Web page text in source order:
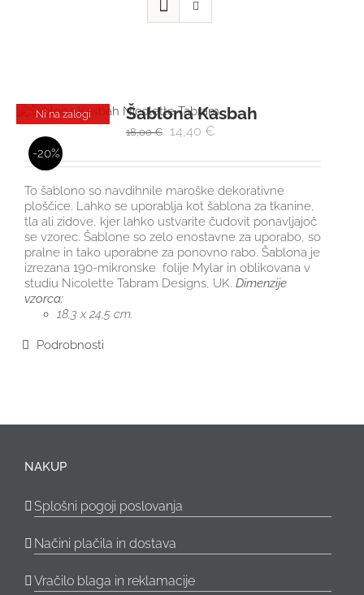
Ni na zalogi
-20%
Šablona Kasbah
18,00€ 14,40 €
To šablono so navdihnile maroške dekorativne
ploščice. Lahko se uporablja kot šablona za tkanine,
tla ali zidove, kjer lahko ustvarite čudovit ponavljajoč
se vzorec. Šablone so zelo enostavne za uporabo, so
pralne in tako uporabne za ponovno rabo. Šablona je
izrezana 190-mikronske folije Mylar in oblikovana v
studiu Nicolette Tabram Designs, UK. Dimenzije
vzorca:
18,3 x 24,5 cm.
Podrobnosti
NAKUP
Splošni pogoji poslovanja
Načini plačila in dostava
Vračilo blaga in reklamacije